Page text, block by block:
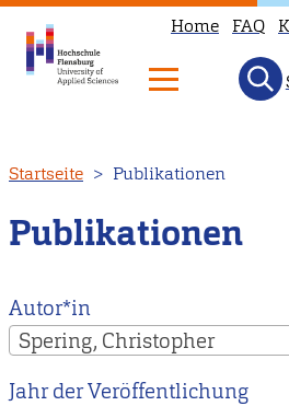
zum
Inhalt
Home FAQ
Startseite Publikationen
Publikationen
Autor*in
Spering, Christopher
Jahr der Veröffentlichung